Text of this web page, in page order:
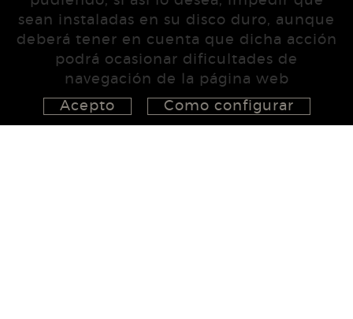
sean instaladas en su disco duro, aunque
deberá tener en cuenta que dicha acción
podrá ocasionar dificultades de
navegación de la página web
Acepto
Como configurar